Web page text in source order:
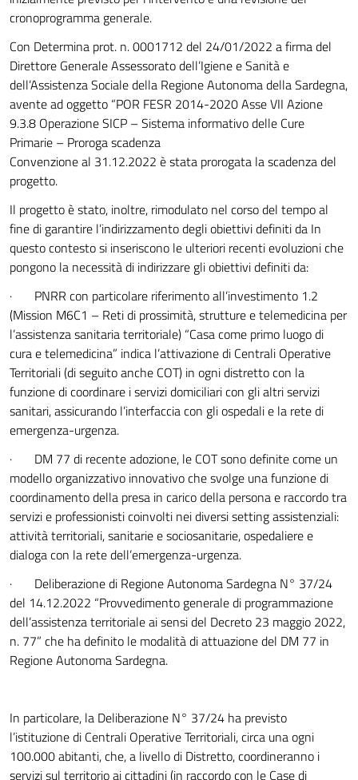
cronoprogramma generale.
Con Determina prot. n. 0001712 del 24/01/2022 a firma del
Direttore Generale Assessorato dell’Igiene e Sanità e
dell’Assistenza Sociale della Regione Autonoma della Sardegna,
avente ad oggetto “POR FESR 2014-2020 Asse VII Azione
9.3.8 Operazione SICP – Sistema informativo delle Cure
Primarie – Proroga scadenza
Convenzione al 31.12.2022 è stata prorogata la scadenza del
progetto.
Il progetto è stato, inoltre, rimodulato nel corso del tempo al
fine di garantire l’indirizzamento degli obiettivi definiti da In
questo contesto si inseriscono le ulteriori recenti evoluzioni che
pongono la necessità di indirizzare gli obiettivi definiti da:
· PNRR con particolare riferimento all’investimento 1.2
(Mission M6C1 – Reti di prossimità, strutture e telemedicina per
l’assistenza sanitaria territoriale) “Casa come primo luogo di
cura e telemedicina” indica l’attivazione di Centrali Operative
Territoriali (di seguito anche COT) in ogni distretto con la
funzione di coordinare i servizi domiciliari con gli altri servizi
sanitari, assicurando l’interfaccia con gli ospedali e la rete di
emergenza-urgenza.
· DM 77 di recente adozione, le COT sono definite come un
modello organizzativo innovativo che svolge una funzione di
coordinamento della presa in carico della persona e raccordo tra
servizi e professionisti coinvolti nei diversi setting assistenziali:
attività territoriali, sanitarie e sociosanitarie, ospedaliere e
dialoga con la rete dell’emergenza-urgenza.
· Deliberazione di Regione Autonoma Sardegna N° 37/24
del 14.12.2022 “Provvedimento generale di programmazione
dell’assistenza territoriale ai sensi del Decreto 23 maggio 2022,
n. 77” che ha definito le modalità di attuazione del DM 77 in
Regione Autonoma Sardegna.
In particolare, la Deliberazione N° 37/24 ha previsto
l’istituzione di Centrali Operative Territoriali, circa una ogni
100.000 abitanti, che, a livello di Distretto, coordineranno i
servizi sul territorio ai cittadini (in raccordo con le Case di